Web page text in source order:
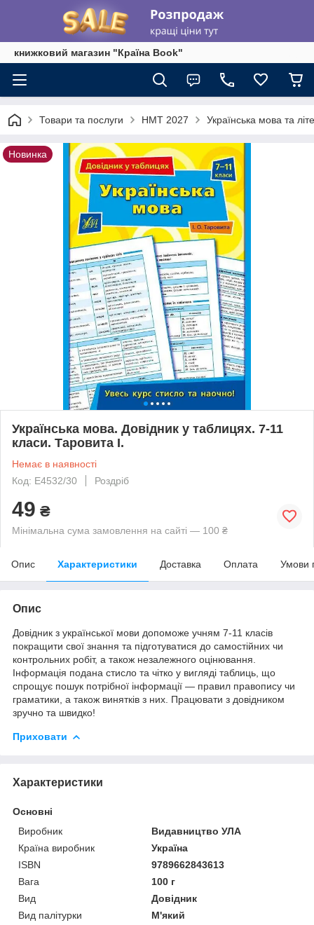
книжковий магазин "Країна Book"
Товари та послуги НМТ 2027 Українська мова та
Новинка
Українська мова. Довідник у таблицях. 7-11
класи. Таровита І.
Немає в наявності
Код: Е4532/30
Роздріб
49 ₴
Мінімальна сума замовлення на сайті — 100 ₴
Опис Характеристики Доставка Оплата Умови
Опис
Довідник з української мови допоможе учням 7-11 класів
покращити свої знання та підготуватися до самостійних чи
контрольних робіт, а також незалежного оцінювання.
Інформація подана стисло та чітко у вигляді таблиць, що
спрощує пошук потрібної інформації — правил правопису чи
граматики, а також винятків з них. Працювати з довідником
зручно та швидко!
Приховати
Характеристики
Основні
Виробник
Видавництво УЛА
Країна виробник
Україна
ISBN
9789662843613
Вага
100 г
Вид
Довідник
Вид палітурки
М'який